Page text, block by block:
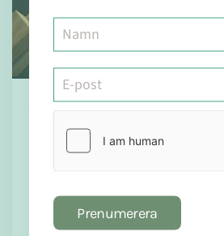
20 okt 2015
Det är dags att ta
hur du kan göra din
Det är dags att ta ansvar. Det är
Prenumerera